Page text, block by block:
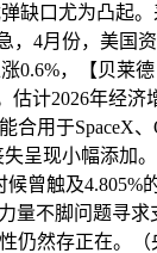
缺口尤为凸起
，4月份，美国
0.6%，【贝莱
计2026年经济
用于SpaceX、
呈现小幅添加
曾触及4.805%
量不脚问题寻
仍然存正在。